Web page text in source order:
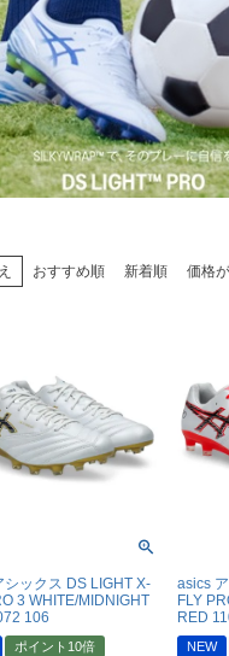
ア
ム
ルチーム
ムオフィシャルグッ
ム
おすすめ順 新着順 価格
シックス DS LIGHT X-
3 WHITE/MIDNIGHT
106
ポイント10倍
asics
FLY
RED
NEW